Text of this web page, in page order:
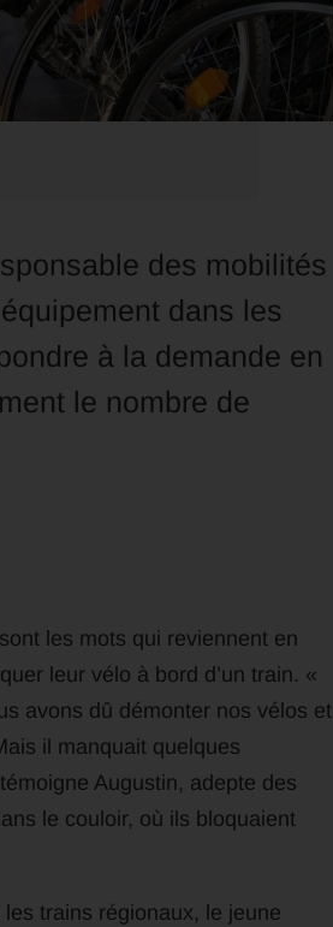
des mobilités
dans les
à la demande en
le nombre de
les mots qui reviennent en
leur vélo à bord d’un train. «
avons dû démonter nos vélos et
il manquait quelques
Augustin, adepte des
le couloir, où ils bloquaient
trains régionaux, le jeune